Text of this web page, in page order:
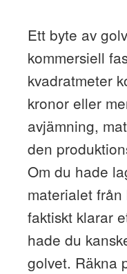
Ett byte av
kommersiell
kvadratmeter
kronor eller
avjämning,
den
Om du hade
materialet
faktiskt klarar
hade du
golvet. Räkna